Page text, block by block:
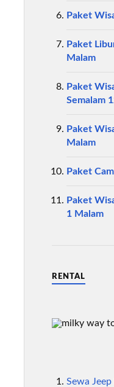
Paket
Paket
Malam
Paket
Semalam
Paket
Malam
Paket
Paket
1 Malam
RENTAL
Sewa